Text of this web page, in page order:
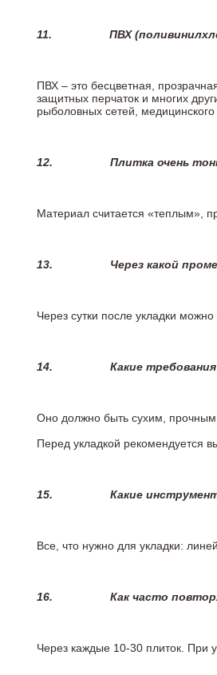
11. ПВХ
ПВХ – это бесцветная,
защитных перчаток и многих
рыболовных сетей,
12. Плитка очень
Материал считается «теплым»,
13. Через какой
Через сутки после укладки
14. Какие
Оно должно быть сухим,
Перед укладкой рекомендуется
15. Какие
Все, что нужно для укладки:
16. Как часто
Через каждые 10-30 плиток. При